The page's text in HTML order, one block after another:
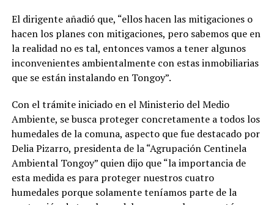
El dirigente añadió que, “ellos hacen las mitigaciones o
hacen los planes con mitigaciones, pero sabemos que en
la realidad no es tal, entonces vamos a tener algunos
inconvenientes ambientalmente con estas inmobiliarias
que se están instalando en Tongoy”.
Con el trámite iniciado en el Ministerio del Medio
Ambiente, se busca proteger concretamente a todos los
humedales de la comuna, aspecto que fue destacado por
Delia Pizarro, presidenta de la “Agrupación Centinela
Ambiental Tongoy” quien dijo que “la importancia de
esta medida es para proteger nuestros cuatro
humedales porque solamente teníamos parte de la